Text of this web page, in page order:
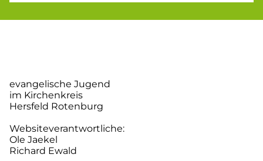
evangelische Jugend
im Kirchenkreis
Hersfeld Rotenburg
Websiteverantwortliche:
Ole Jaekel
Richard Ewald